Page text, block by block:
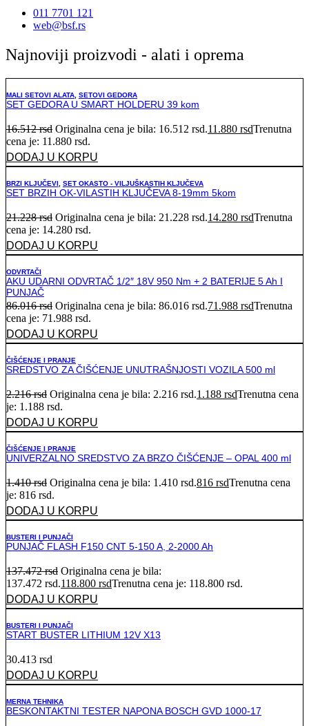
011 7701 121
web@bsf.rs
Najnoviji proizvodi - alati i oprema
MALI SETOVI ALATA SETOVI GEDORA
SET GEDORA U SMART HOLDERU 39 kom
16.512rsd Originalna cena je bila: 16.512 rsd.11.880 rsdTrenutna
cena je: 11.880 rsd.
DODAJ U KORPU
BRZI KLJUČEVI SET OKASTO - VILJUŠKASTIH KLJUČEVA
SET BRZIH OK-VILASTIH KLJUČEVA 8-19mm 5kom
21.228rsd Originalna cena je bila: 21.228 rsd.14.280 rsdTrenutna
cena je: 14.280 rsd.
DODAJ U KORPU
ODVRTAČI
AKU UDARNI ODVRTAČ 1/2″ 18V 950 Nm + 2 BATERIJE 5 Ah I
PUNJAČ
86.016rsd Originalna cena je bila: 86.016 rsd.71.988 rsdTrenutna
cena je: 71.988 rsd.
DODAJ U KORPU
ČIŠĆENJE I PRANJE
SREDSTVO ZA ČIŠĆENJE UNUTRAŠNJOSTI VOZILA 500 ml
2.216rsd Originalna cena je bila: 2.216 rsd.1.188 rsdTrenutna cena
je: 1.188 rsd.
DODAJ U KORPU
ČIŠĆENJE I PRANJE
UNIVERZALNO SREDSTVO ZA BRZO ČIŠĆENJE – OPAL 400 ml
1.410rsd Originalna cena je bila: 1.410 rsd.816 rsdTrenutna cena
je: 816 rsd.
DODAJ U KORPU
BUSTERI I PUNJAČI
PUNJAČ FLASH F150 CNT 5-150 A, 2-2000 Ah
137.472rsd Originalna cena je bila:
137.472 rsd.118.800 rsdTrenutna cena je: 118.800 rsd.
DODAJ U KORPU
BUSTERI I PUNJAČI
START BUSTER LITHIUM 12V X13
30.413 rsd
DODAJ U KORPU
MERNA TEHNIKA
BESKONTAKTNI TESTER NAPONA BOSCH GVD 1000-17